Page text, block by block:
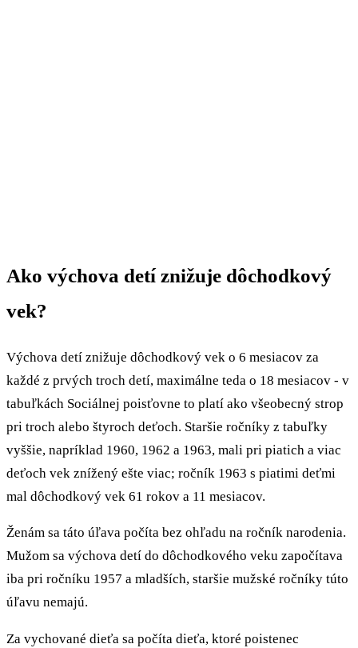
Ako výchova detí znižuje dôchodkový
vek?
Výchova detí znižuje dôchodkový vek o 6 mesiacov za
každé z prvých troch detí, maximálne teda o 18 mesiacov - v
tabuľkách Sociálnej poisťovne to platí ako všeobecný strop
pri troch alebo štyroch deťoch. Staršie ročníky z tabuľky
vyššie, napríklad 1960, 1962 a 1963, mali pri piatich a viac
deťoch vek znížený ešte viac; ročník 1963 s piatimi deťmi
mal dôchodkový vek 61 rokov a 11 mesiacov.
Ženám sa táto úľava počíta bez ohľadu na ročník narodenia.
Mužom sa výchova detí do dôchodkového veku započítava
iba pri ročníku 1957 a mladších, staršie mužské ročníky túto
úľavu nemajú.
Za vychované dieťa sa počíta dieťa, ktoré poistenec